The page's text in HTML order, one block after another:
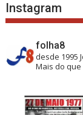
Instagram
folha8
desde 1995
Mais do que